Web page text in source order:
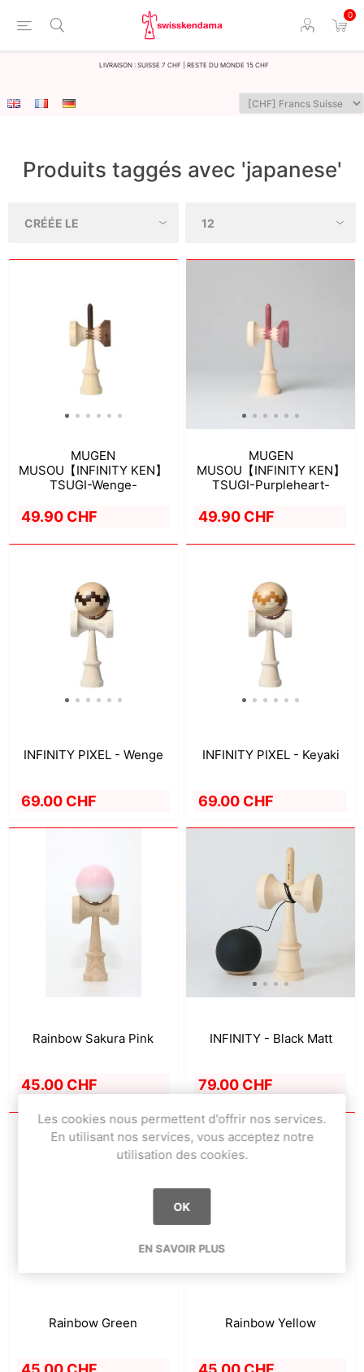
0
LIvraison : Suisse 7 CHF | Reste du monde 15 CHF
Produits taggés avec 'japanese'
MUGEN
MUSOU【INFINITY KEN】
TSUGI-Wenge-
49.90 CHF
MUGEN
MUSOU【INFINITY KEN】
TSUGI-Purpleheart-
49.90 CHF
INFINITY PIXEL - Wenge
69.00 CHF
INFINITY PIXEL - Keyaki
69.00 CHF
Rainbow Sakura Pink
45.00 CHF
INFINITY - Black Matt
79.00 CHF
Rainbow Green Rainbow Yellow
Les cookies nous permettent d'offrir nos services.
En utilisant nos services, vous acceptez notre
utilisation des cookies.
OK
EN SAVOIR PLUS